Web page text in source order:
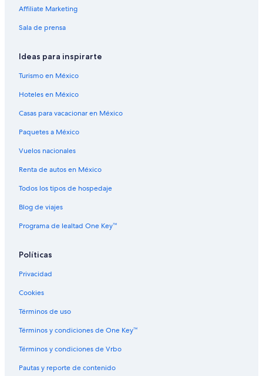
Affiliate Marketing
Sala de prensa
Ideas para inspirarte
Turismo en México
Hoteles en México
Casas para vacacionar en México
Paquetes a México
Vuelos nacionales
Renta de autos en México
Todos los tipos de hospedaje
Blog de viajes
Programa de lealtad One Key™
Políticas
Privacidad
Cookies
Términos de uso
Términos y condiciones de One Key™
Términos y condiciones de Vrbo
Pautas y reporte de contenido